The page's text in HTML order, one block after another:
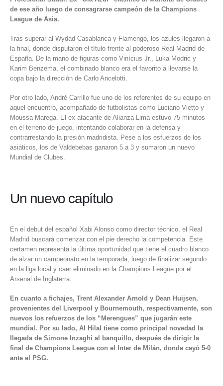
de ese año luego de consagrarse campeón de la Champions
League de Asia.
Tras superar al Wydad Casablanca y Flamengo, los azules llegaron a
la final, donde disputaron el título frente al poderoso Real Madrid de
España. De la mano de figuras como Vinícius Jr., Luka Modric y
Karim Benzema, el combinado blanco era el favorito a llevarse la
copa bajo la dirección de Carlo Ancelotti.
Por otro lado, André Carrillo fue uno de los referentes de su equipo en
aquel encuentro, acompañado de futbolistas como Luciano Vietto y
Moussa Marega. El ex atacante de Alianza Lima estuvo 75 minutos
en el terreno de juego, intentando colaborar en la defensa y
contrarrestando la presión madridista. Pese a los esfuerzos de los
asiáticos, los de Valdebebas ganaron 5 a 3 y sumaron un nuevo
Mundial de Clubes.
Un nuevo capítulo
En el debut del español Xabi Alonso como director técnico, el Real
Madrid buscará comenzar con el pie derecho la competencia. Este
certamen representa la última oportunidad que tiene el cuadro blanco
de alzar un campeonato en la temporada, luego de finalizar segundo
en la liga local y caer eliminado en la Champions League por el
Arsenal de Inglaterra.
En cuanto a fichajes, Trent Alexander Arnold y Dean Huijsen,
provenientes del Liverpool y Bournemouth, respectivamente, son
nuevos los refuerzos de los “Merengues” que jugarán este
mundial. Por su lado, Al Hilal tiene como principal novedad la
llegada de Simone Inzaghi al banquillo, después de dirigir la
final de Champions League con el Inter de Milán, donde cayó 5-0
ante el PSG.